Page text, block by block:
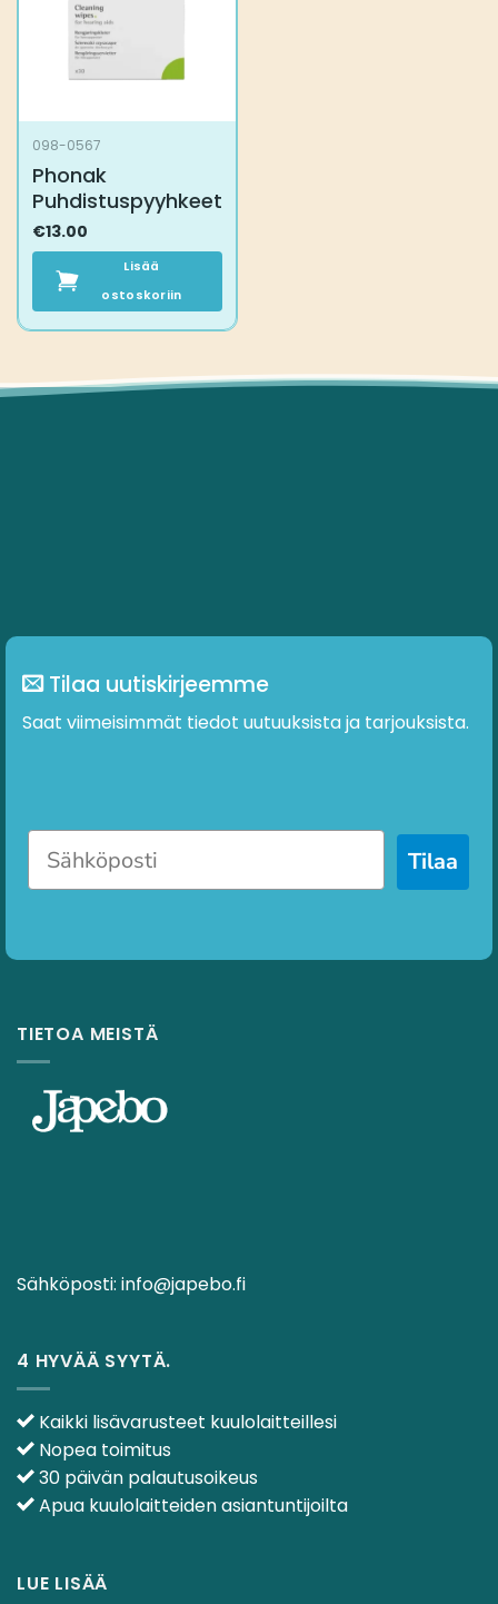
098-0567
Phonak
Puhdistuspyyhkeet
€13.00
Lisää
ostoskoriin
Tilaa uutiskirjeemme
Saat viimeisimmät tiedot uutuuksista ja tarjouksista.
Tilaa
TIETOA MEISTÄ
Sähköposti: info@japebo.fi
4 HYVÄÄ SYYTÄ.
Kaikki lisävarusteet kuulolaitteillesi
Nopea toimitus
30 päivän palautusoikeus
Apua kuulolaitteiden asiantuntijoilta
LUE LISÄÄ